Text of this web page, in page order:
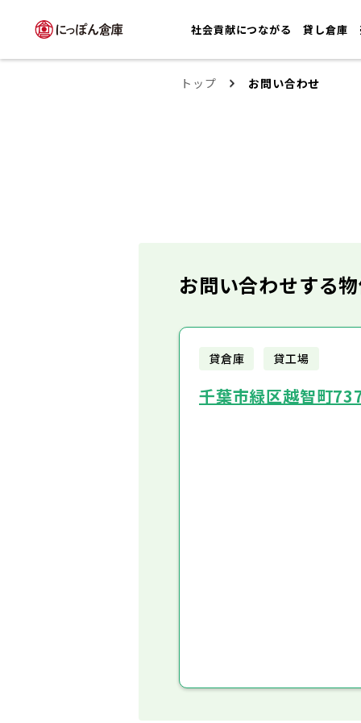
社会貢献につながる 貸し倉庫
トップ お問い合わせ
お問い合わせする
貸倉庫 貸工場
千葉市緑区越智町